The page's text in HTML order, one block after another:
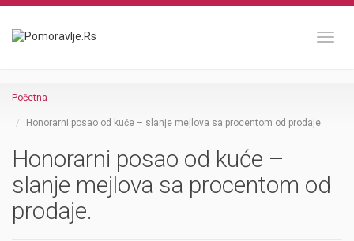
Početna
Honorarni posao od kuće – slanje mejlova sa procentom od prodaje.
Honorarni posao od kuće –
slanje mejlova sa procentom od
prodaje.